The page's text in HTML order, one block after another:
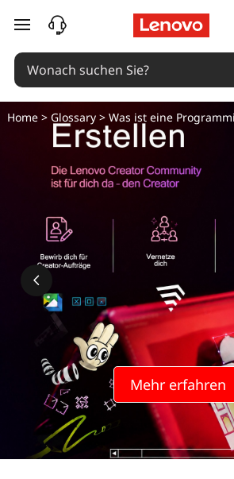
zum Hauptinhalt springen
Mehr erfahren
Home> Glossary> Was ist eine